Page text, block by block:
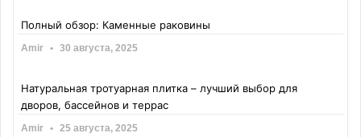
Полный обзор: Каменные раковины
Amir 30 августа, 2025
Натуральная тротуарная плитка – лучший выбор для
дворов, бассейнов и террас
Amir 25 августа, 2025